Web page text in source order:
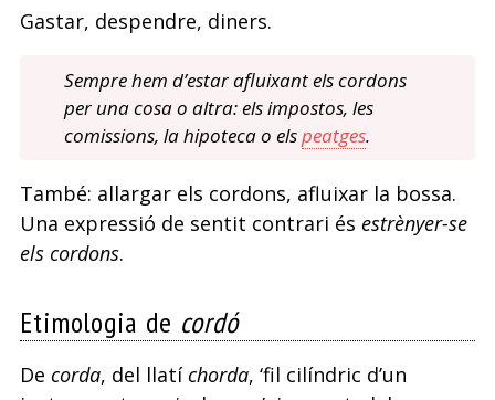
Gastar, despendre, diners.
Sempre hem d’estar afluixant els cordons
per una cosa o altra: els impostos, les
comissions, la hipoteca o elspeatges.
També: allargar els cordons, afluixar la bossa.
Una expressió de sentit contrari és estrènyer-se
els cordons.
Etimologia de cordó
De corda, del llatíchorda, ‘fil cilíndric d’un